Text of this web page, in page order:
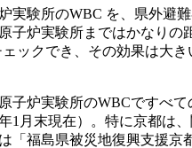
実験所のWBC を、県外避
子炉実験所まではかなりの
ックでき、その効果は大
子炉実験所のWBCですべ
1月末現在）。特に京都は
「福島県被災地復興支援京